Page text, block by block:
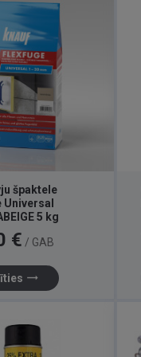
špaktele
Universal
5 kg
€ / GAB
trending_flat